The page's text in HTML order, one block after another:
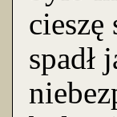
spadł